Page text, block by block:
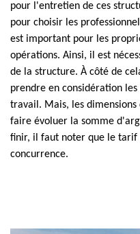
pour l'entretien de ces
pour choisir les
est important pour les
opérations. Ainsi, il est
de la structure. À côté de
prendre en considération
travail. Mais, les dimensions
faire évoluer la somme
finir, il faut noter que le tarif
concurrence.